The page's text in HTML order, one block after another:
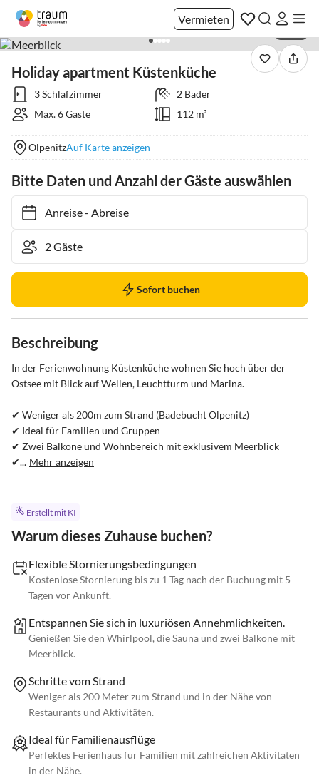
Vermieten
Holiday apartment Küstenküche
3 Schlafzimmer
2 Bäder
Max. 6 Gäste
112 m²
OlpenitzAuf Karte anzeigen
Bitte Daten und Anzahl der Gäste auswählen
Anreise- Abreise
Sofort buchen
Beschreibung
In der Ferienwohnung Küstenküche wohnen Sie hoch über der
Ostsee mit Blick auf Wellen, Leuchtturm und Marina.
✔ Weniger als 200m zum Strand (Badebucht Olpenitz)
✔ Ideal für Familien und Gruppen
✔ Zwei Balkone und Wohnbereich mit exklusivem Meerblick
✔... Mehr anzeigen
Erstellt mit KI
Warum dieses Zuhause buchen?
Flexible Stornierungsbedingungen
Kostenlose Stornierung bis zu 1 Tag nach der Buchung mit 5
Tagen vor Ankunft.
Entspannen Sie sich in luxuriösen Annehmlichkeiten.
Genießen Sie den Whirlpool, die Sauna und zwei Balkone mit
Meerblick.
Schritte vom Strand
Weniger als 200 Meter zum Strand und in der Nähe von
Restaurants und Aktivitäten.
Ideal für Familienausflüge
Perfektes Ferienhaus für Familien mit zahlreichen Aktivitäten
in der Nähe.